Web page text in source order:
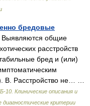
бредовые
общие
расстройств
бред и (или)
В. Расстройство не… …
10. Клинические описания и
диагностические критерии